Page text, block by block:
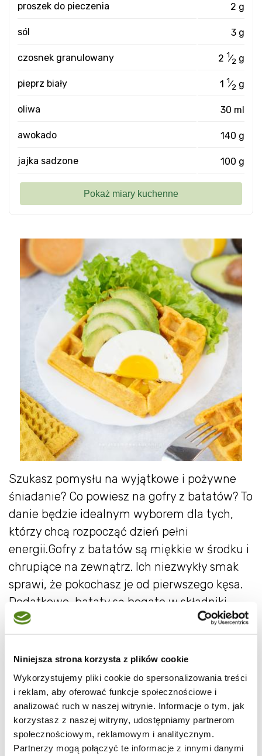
Niniejsza strona korzysta z plików cookie
Wykorzystujemy pliki cookie do spersonalizowania treści
i reklam, aby oferować funkcje społecznościowe i
analizować ruch w naszej witrynie. Informacje o tym, jak
korzystasz z naszej witryny, udostępniamy partnerom
społecznościowym, reklamowym i analitycznym.
Partnerzy mogą połączyć te informacje z innymi danymi
Szukasz pomysłu na wyjątkowe i pożywne
śniadanie? Co powiesz na gofry z batatów? To
danie będzie idealnym wyborem dla tych,
którzy chcą rozpocząć dzień pełni
energii.Gofry z batatów są miękkie w środku i
chrupiące na zewnątrz. Ich niezwykły smak
sprawi, że pokochasz je od pierwszego kęsa.
Dodatkowo, bataty są bogate w składniki
odżywcze, co sprawi, że będą doskonałym
uzupełnieniem Twojej diety.Zaskocz swoich
bliskich oryginalnym pomysłem na początek
dnia.
Składniki na gofry z batatów:
proszek do pieczenia 2 g
sól 3 g
czosnek granulowany 2 1⁄2 g
pieprz biały 1 1⁄2 g
oliwa 30 ml
awokado 140 g
jajka sadzone 100 g